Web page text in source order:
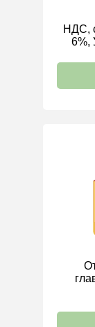
ИП
НДС,
6%,